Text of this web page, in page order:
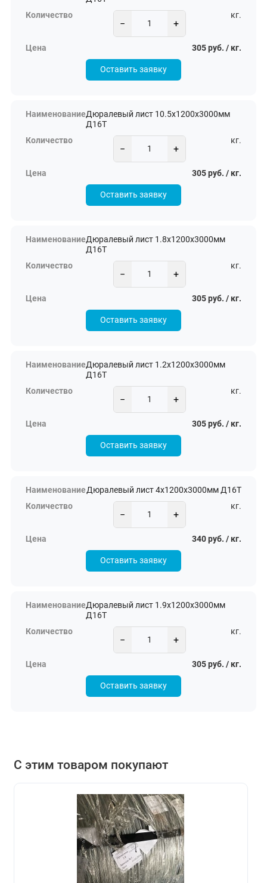
− +
кг.
305 руб. / кг.
Оставить заявку
Дюралевый лист 10.5х1200х3000мм
Д16Т
− +
кг.
305 руб. / кг.
Оставить заявку
Дюралевый лист 1.8х1200х3000мм
Д16Т
− +
кг.
305 руб. / кг.
Оставить заявку
Дюралевый лист 1.2х1200х3000мм
Д16Т
− +
кг.
305 руб. / кг.
Оставить заявку
Дюралевый лист 4х1200х3000мм Д16Т
− +
кг.
340 руб. / кг.
Оставить заявку
Дюралевый лист 1.9х1200х3000мм
Д16Т
− +
кг.
305 руб. / кг.
Оставить заявку
С этим товаром покупают